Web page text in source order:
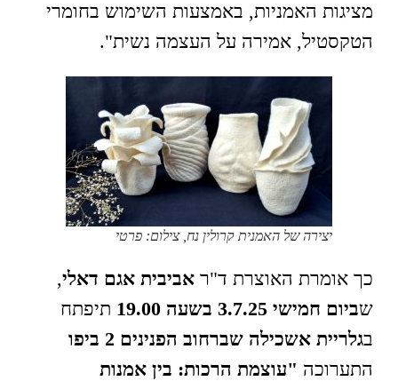
מציגות האמניות, באמצעות השימוש בחומרי
הטקסטיל, אמירה על העצמה נשית".
יצירה של האמנית קרולין נח, צילום: פרטי
כך אומרת האוצרת ד"ר אביבית אגם דאלי,
שביום חמישי 3.7.25 בשעה 19.00
תיפתח
בגלריית אשכילה שברחוב הפנינים 2 ביפו
התערוכה "עוצמת הרכות: בין אמנות